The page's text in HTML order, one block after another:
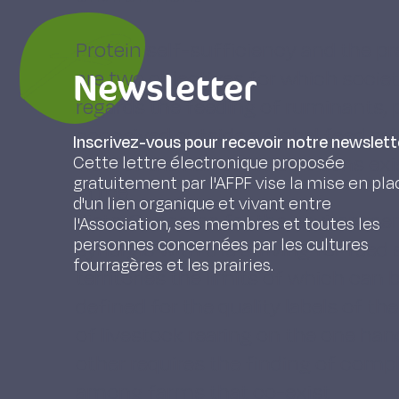
Protein self-sufficiency and the
are two objectives for which
regards the feeding of ruminants,
conceived outside a global feed
view of the narrow interactions
in the
diets. Concerns for the
synergic with the striving for feed
territories the limits of which can
defined for the quality labels of
of livestock rearing on the one
Newsletter
Inscrivez-vous pour recevoir notre
Cette lettre électronique proposée
gratuitement par l'AFPF vise la mise en
d'un lien organique et vivant entre
l'Association, ses membres et toutes les
personnes concernées par les cultures
fourragères et les prairies.